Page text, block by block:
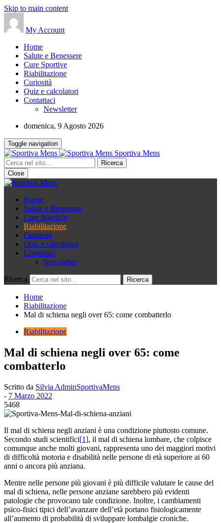
Skip to main content
My Account
Home
Salute e Benessere
Cure Sportive
Riabilitazione
Curiosità
Quiz e calcolatori
Contattaci
Newsletter
domenica, 9 Agosto 2026
Toggle navigation
Sportiva Mens
Close
Home
Salute e Benessere
Cure Sportive
Riabilitazione
Curiosità
Quiz e calcolatori
Contattaci
Newsletter
Ricerca
Home
Riabilitazione
Mal di schiena negli over 65: come combatterlo
Riabilitazione
Mal di schiena negli over 65: come
combatterlo
Scritto da Silvia AdminSportivaMens
- 7 Marzo 2022
5468
Il mal di schiena negli anziani è una condizione piuttosto comune.
Secondo studi scientifici[1], il mal di schiena lombare, che colpisce
comunque anche molti giovani, rappresenta uno dei maggiori motivi
di difficoltà motoria e disabilità nelle persone di età superiore ai 60
anni o ancora più anziana.
Mentre nelle persone più giovani è più difficile valutare le cause del
mal di schiena, nelle persone anziane sarebbero più evidenti
patologie che provocano tale condizione. Inoltre, i cambiamenti
psico-fisici tipici dell’avanzare dell’età portano fisiologicamente
all’aumento di probabilità di sviluppare lombalgie croniche.